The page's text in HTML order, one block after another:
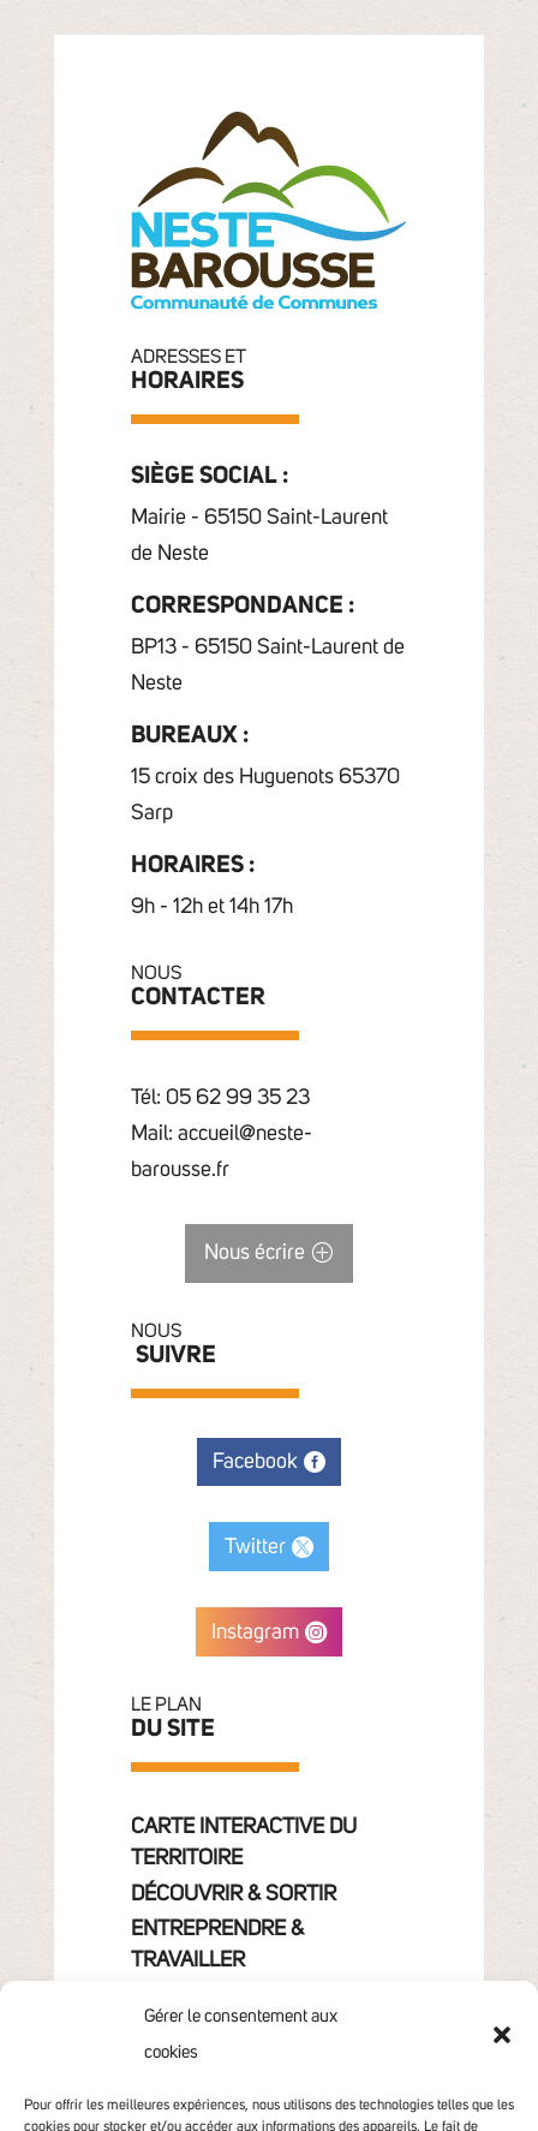
Gérer le consentement aux
cookies
Pour offrir les meilleures expériences, nous utilisons des technologies telles que les
cookies pour stocker et/ou accéder aux informations des appareils. Le fait de
ADRESSES ET
HORAIRES
SIÈGE SOCIAL :
Mairie - 65150 Saint-Laurent
de Neste
CORRESPONDANCE :
BP13 - 65150 Saint-Laurent de
Neste
BUREAUX :
15 croix des Huguenots 65370
Sarp
HORAIRES :
9h - 12h et 14h 17h
NOUS
CONTACTER
Tél: 05 62 99 35 23
Mail: accueil@neste-
barousse.fr
Nous écrire
NOUS
SUIVRE
Facebook
Twitter
Instagram
LE PLAN
DU SITE
CARTE INTERACTIVE DU
TERRITOIRE
DÉCOUVRIR & SORTIR
ENTREPRENDRE &
TRAVAILLER
CONTACT